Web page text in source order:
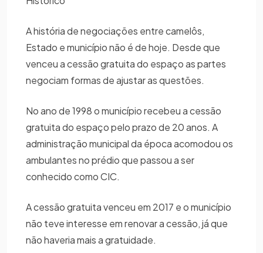
A história de negociações entre camelôs,
Estado e município não é de hoje. Desde que
venceu a cessão gratuita do espaço as partes
negociam formas de ajustar as questões.
No ano de 1998 o município recebeu a cessão
gratuita do espaço pelo prazo de 20 anos. A
administração municipal da época acomodou os
ambulantes no prédio que passou a ser
conhecido como CIC.
A cessão gratuita venceu em 2017 e o município
não teve interesse em renovar a cessão, já que
não haveria mais a gratuidade.